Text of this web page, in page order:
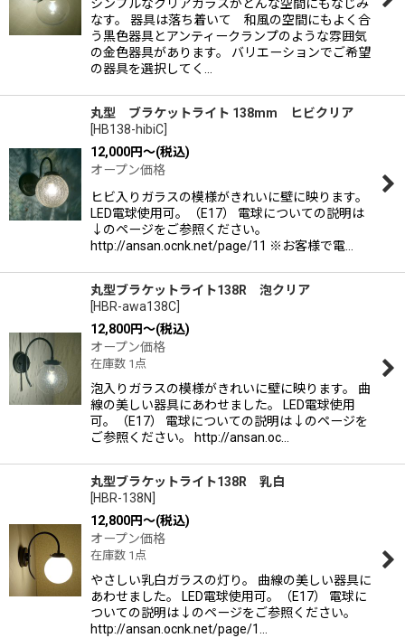
シンプルなクリアガラスがどんな空間にもなじみ
なす。 器具は落ち着いて 和風の空間にもよく合
う黒色器具とアンティークランプのような雰囲気
の金色器具があります。 バリエーションでご希望
の器具を選択してく…
丸型 ブラケットライト 138mm ヒビクリア
[HB138-hibiC
12,000円～(税込)
オープン価格
ヒビ入りガラスの模様がきれいに壁に映ります。
LED電球使用可。（E17） 電球についての説明は
↓のページをご参照ください。
http://ansan.ocnk.net/page/11 ※お客様で電…
丸型ブラケットライト138R 泡クリア
[HBR-awa138C
12,800円～(税込)
オープン価格
在庫数 1点
泡入りガラスの模様がきれいに壁に映ります。 曲
線の美しい器具にあわせました。 LED電球使用
可。（E17） 電球についての説明は↓のページを
ご参照ください。 http://ansan.oc…
丸型ブラケットライト138R 乳白
[HBR-138N
12,800円～(税込)
オープン価格
在庫数 1点
やさしい乳白ガラスの灯り。 曲線の美しい器具に
あわせました。 LED電球使用可。（E17） 電球に
ついての説明は↓のページをご参照ください。
http://ansan.ocnk.net/page/1…